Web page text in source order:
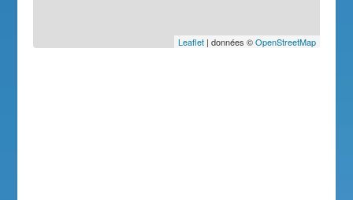
Leaflet| données ©OpenStreetMap